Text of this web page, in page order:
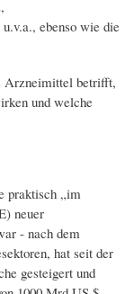
ebenso wie die
Arzneimittel betrifft,
und welche
praktisch „im
neuer
- nach dem
hat seit der
gesteigert und